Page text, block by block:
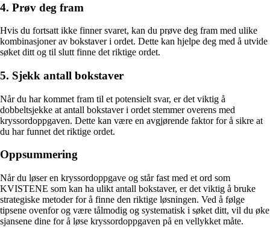
4. Prøv deg fram
Hvis du fortsatt ikke finner svaret, kan du prøve deg fram med ulike
kombinasjoner av bokstaver i ordet. Dette kan hjelpe deg med å utvide
søket ditt og til slutt finne det riktige ordet.
5. Sjekk antall bokstaver
Når du har kommet fram til et potensielt svar, er det viktig å
dobbeltsjekke at antall bokstaver i ordet stemmer overens med
kryssordoppgaven. Dette kan være en avgjørende faktor for å sikre at
du har funnet det riktige ordet.
Oppsummering
Når du løser en kryssordoppgave og står fast med et ord som
KVISTENE som kan ha ulikt antall bokstaver, er det viktig å bruke
strategiske metoder for å finne den riktige løsningen. Ved å følge
tipsene ovenfor og være tålmodig og systematisk i søket ditt, vil du øke
sjansene dine for å løse kryssordoppgaven på en vellykket måte.